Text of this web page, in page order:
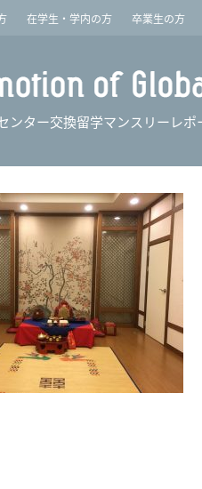
在学生・学内の方 卒業生の方
ンター交換留学マンスリーレポ